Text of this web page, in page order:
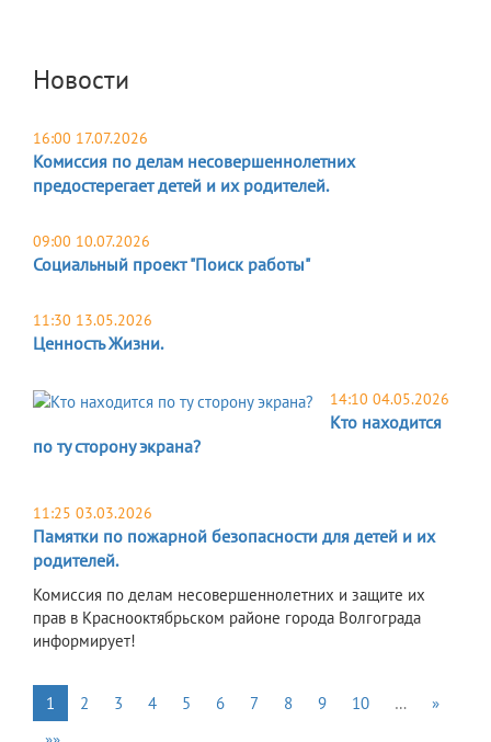
Новости
16:00 17.07.2026
Комиссия по делам несовершеннолетних
предостерегает детей и их родителей.
09:00 10.07.2026
Социальный проект "Поиск работы"
11:30 13.05.2026
Ценность Жизни.
14:10 04.05.2026
Кто находится
по ту сторону экрана?
11:25 03.03.2026
Памятки по пожарной безопасности для детей и их
родителей.
Комиссия по делам несовершеннолетних и защите их
прав в Краснооктябрьском районе города Волгограда
информирует!
1 2 3 4 5 6 7 8 9 10 …
»